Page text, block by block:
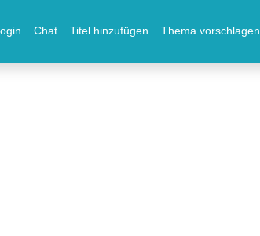
Chat Titel hinzufügen Thema vorschlagen